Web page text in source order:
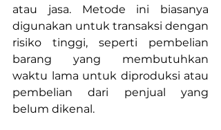
atau jasa. Metode ini biasanya
digunakan untuk transaksi dengan
risiko tinggi, seperti pembelian
barang yang membutuhkan
waktu lama untuk diproduksi atau
pembelian dari penjual yang
belum dikenal.